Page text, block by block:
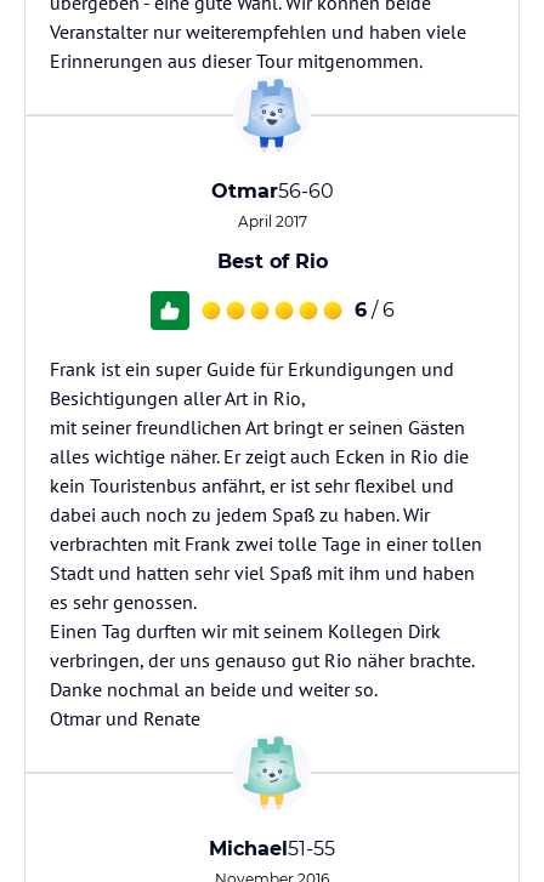
Veranstalter nur weiterempfehlen und haben viele
Erinnerungen aus dieser Tour mitgenommen.
Otmar56-60
April 2017
Best of Rio
6 / 6
Frank ist ein super Guide für Erkundigungen und
Besichtigungen aller Art in Rio,
mit seiner freundlichen Art bringt er seinen Gästen
alles wichtige näher. Er zeigt auch Ecken in Rio die
kein Touristenbus anfährt, er ist sehr flexibel und
dabei auch noch zu jedem Spaß zu haben. Wir
verbrachten mit Frank zwei tolle Tage in einer tollen
Stadt und hatten sehr viel Spaß mit ihm und haben
es sehr genossen.
Einen Tag durften wir mit seinem Kollegen Dirk
verbringen, der uns genauso gut Rio näher brachte.
Danke nochmal an beide und weiter so.
Otmar und Renate
Michael51-55